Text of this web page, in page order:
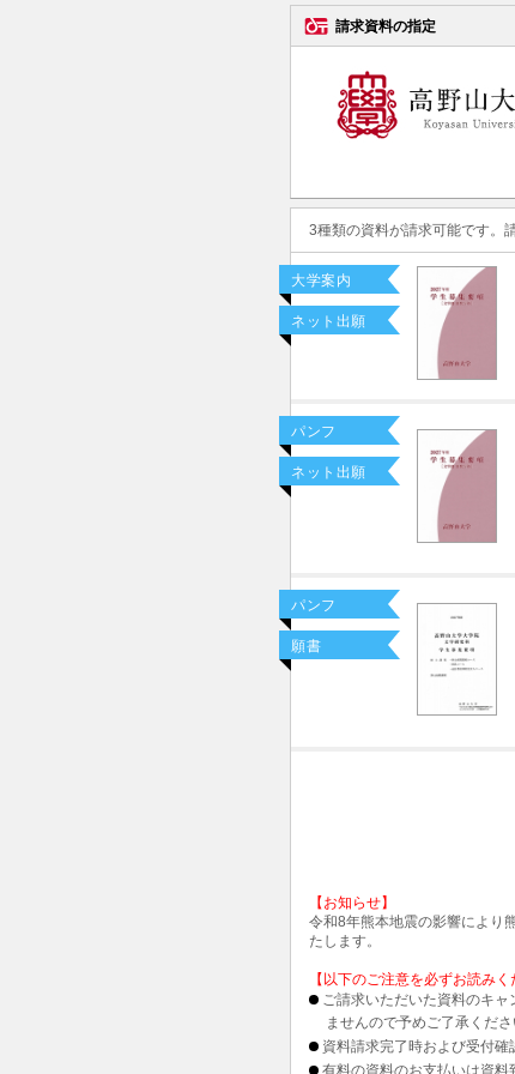
請求資料の指定
3種類の資料が請求可能です。
大学案内
ネット出願
パンフ
ネット出願
パンフ
願書
【お知らせ】
令和8年熊本地震の影響により
たします。
【以下のご注意を必ずお読みく
ご請求いただいた資料のキ
ませんので予めご了承くださ
資料請求完了時および受付確